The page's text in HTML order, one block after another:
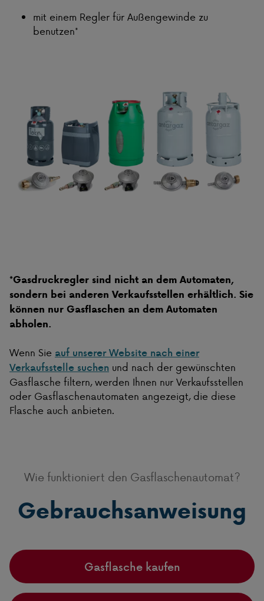
mit einem Regler für Außengewinde zu
benutzen*
*Gasdruckregler sind nicht an dem Automaten,
sondern bei anderen Verkaufsstellen erhältlich. Sie
können nur Gasflaschen an dem Automaten
abholen.
Wenn Sie auf unserer Website nach einer
Verkaufsstelle suchen und nach der gewünschten
Gasflasche filtern, werden Ihnen nur Verkaufsstellen
oder Gasflaschenautomaten angezeigt, die diese
Flasche auch anbieten.
Wie funktioniert den Gasflaschenautomat?
Gebrauchsanweisung
Gasflasche kaufen